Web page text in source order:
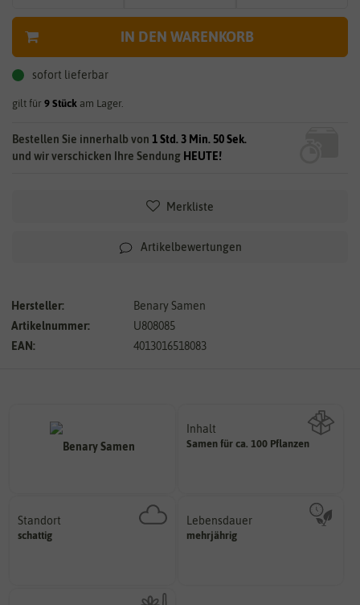
IN DEN WARENKORB
sofort lieferbar
gilt für 9 Stück am Lager.
Bestellen Sie innerhalb von 1 Std. 3 Min. 50 Sek.
und wir verschicken Ihre Sendung HEUTE!
Merkliste
Artikelbewertungen
Hersteller:
Benary Samen
Artikelnummer:
U808085
EAN:
4013016518083
Inhalt
Samen für ca. 100 Pflanzen
Wie viel ist enthalten
Standort
schattig
Pflanze? (schattig, halbschattig,
sonnig, vollsonnig)
Lebensdauer
mehrjährig
einjährig, zweijährig oder
mehrjährig.